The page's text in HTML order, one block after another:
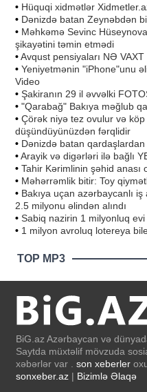
• Hüquqi xidmətlər
• Dənizdə batan Zeynəbdən
• Məhkəmə Sevinc
şikayətini təmin etmədi
•Avqust pensiyaları NƏ
• Yeniyetmənin "iPhone"unu
Video
• Şakiranın 29 il əvvəlki
• "Qarabağ" Bakıya məğlub
• Çörək niyə tez ovulur və
düşündüyünüzdən fərqlidir
• Dənizdə batan
•Arayik və digərləri ilə bağlı
• Tahir Kərimlinin şəhid anası
• Məhərrəmlik bitir: Toy
• Bakıya uçan azərbaycanlı
2.5 milyonu əlindən alındı
• Sabiq nazirin 1 milyonluq evi
• 1 milyon avroluq lotereya
TOP MP3
BiG.az Azərbaycan və
Saytda müxtəlif mövzuda
xəbərlər var . son xeberler
sonxeber.az | Bizimlə Əlaqə